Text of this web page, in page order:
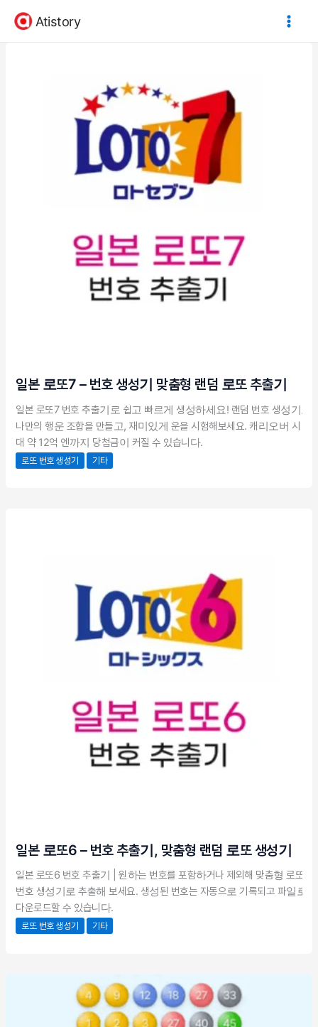
Atistory
일본 로또7 – 번호 생성기 맞춤형 랜덤 로또 추출기
일본 로또7 번호 추출기로 쉽고 빠르게 생성하세요! 랜덤 번호 생성기로
나만의 행운 조합을 만들고, 재미있게 운을 시험해보세요. 캐리오버 시 최
대 약 12억 엔까지 당첨금이 커질 수 있습니다.
로또 번호 생성기 기타
일본 로또6 – 번호 추출기, 맞춤형 랜덤 로또 생성기
일본 로또6 번호 추출기 | 원하는 번호를 포함하거나 제외해 맞춤형 로또
번호 생성기로 추출해 보세요. 생성된 번호는 자동으로 기록되고 파일로
다운로드할 수 있습니다.
로또 번호 생성기 기타